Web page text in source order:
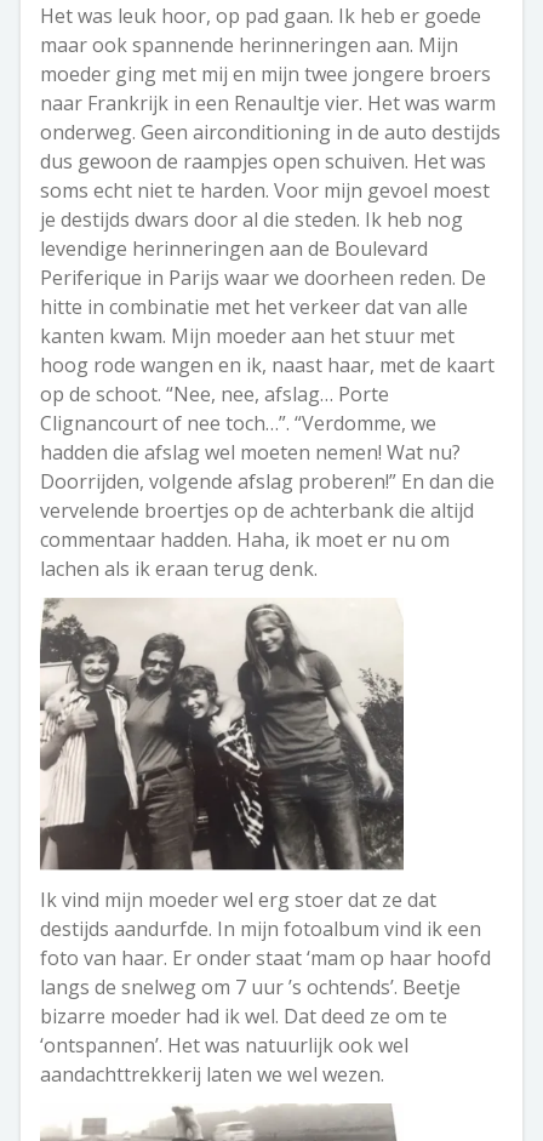
Het was leuk hoor, op pad gaan. Ik heb er goede
maar ook spannende herinneringen aan. Mijn
moeder ging met mij en mijn twee jongere broers
naar Frankrijk in een Renaultje vier. Het was warm
onderweg. Geen airconditioning in de auto destijds
dus gewoon de raampjes open schuiven. Het was
soms echt niet te harden. Voor mijn gevoel moest
je destijds dwars door al die steden. Ik heb nog
levendige herinneringen aan de Boulevard
Periferique in Parijs waar we doorheen reden. De
hitte in combinatie met het verkeer dat van alle
kanten kwam. Mijn moeder aan het stuur met
hoog rode wangen en ik, naast haar, met de kaart
op de schoot. “Nee, nee, afslag… Porte
Clignancourt of nee toch…”. “Verdomme, we
hadden die afslag wel moeten nemen! Wat nu?
Doorrijden, volgende afslag proberen!” En dan die
vervelende broertjes op de achterbank die altijd
commentaar hadden. Haha, ik moet er nu om
lachen als ik eraan terug denk.
Ik vind mijn moeder wel erg stoer dat ze dat
destijds aandurfde. In mijn fotoalbum vind ik een
foto van haar. Er onder staat ‘mam op haar hoofd
langs de snelweg om 7 uur ’s ochtends’. Beetje
bizarre moeder had ik wel. Dat deed ze om te
‘ontspannen’. Het was natuurlijk ook wel
aandachttrekkerij laten we wel wezen.